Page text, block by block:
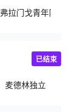
弗拉门戈青年队
麦德林独立
已结束